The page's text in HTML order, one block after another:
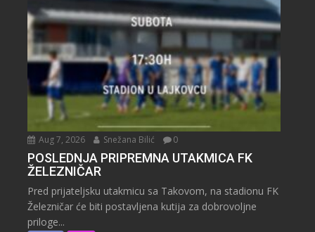
Aug 7, 2026 Snežana Bilić 0
POSLEDNJA PRIPREMNA UTAKMICA FK
ŽELEZNIČAR
Pred prijateljsku utakmicu sa Takovom, na stadionu FK
Železničar će biti postavljena kutija za dobrovoljne
priloge...